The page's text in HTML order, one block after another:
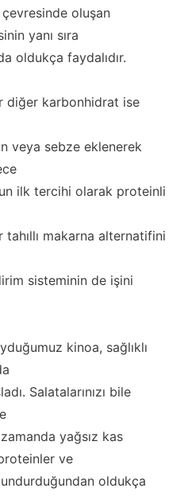
oluşan
yanı sıra
oldukça faydalıdır.
diğer karbonhidrat ise
veya sebze eklenerek
ilk tercihi olarak proteinli
makarna alternatifini
sisteminin de işini
kinoa, sağlıklı
Salatalarınızı bile
yağsız kas
ve
oldukça